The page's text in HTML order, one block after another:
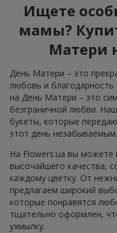
Ищете
мамы?
Матери
День Матери – это
любовь и
на День Матери – это
безграничной любви.
букеты, которые
этот день незабываемым.
На Flowers.ua вы можете
высочайшего качества,
каждому цветку. От
предлагаем широкий
которые понравятся
тщательно оформлен,
ухмылку.